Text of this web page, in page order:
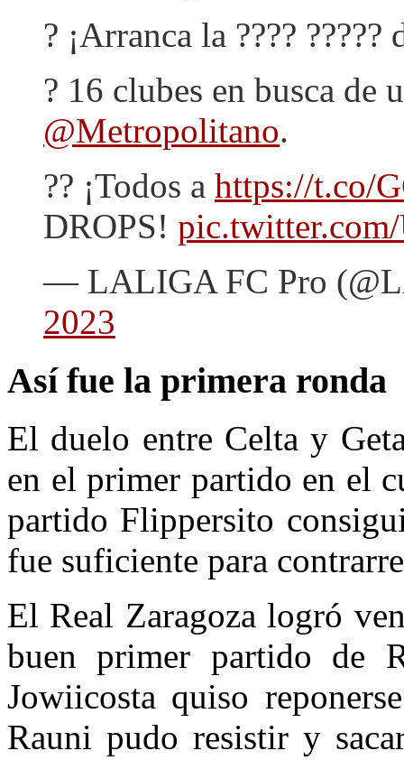
? ¡Arranca la ???? ?????
? 16 clubes en busca de
@Metropolitano.
?? ¡Todos a https://t.co/
DROPS!
— LALIGA FC Pro
2023
Así fue la primera ronda
El duelo entre Celta y
en el primer partido en el
partido Flippersito
fue suficiente para
El Real Zaragoza logró
buen primer partido de
Jowiicosta quiso
Rauni pudo resistir y